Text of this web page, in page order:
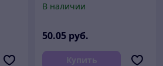
В наличии
50.05 руб.
Купить